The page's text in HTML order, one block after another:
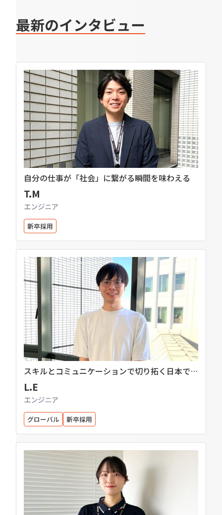
最新のインタビュー
自分の仕事が「社会」に繋がる瞬間を味わえる
T.M
エンジニア
新卒採用
スキルとコミュニケーションで切り拓く日本での
キャリア
L.E
エンジニア
グローバル 新卒採用